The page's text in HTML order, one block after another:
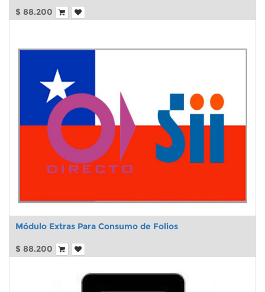
$ 88.200
Módulo Extras Para Consumo de Folios
$ 88.200